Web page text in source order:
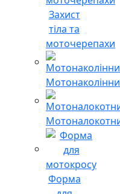
Захист
тіла та
моточерепахи
Форма